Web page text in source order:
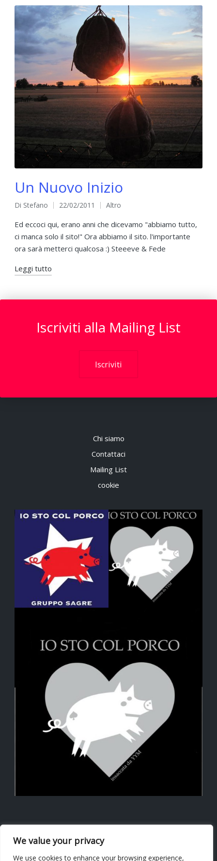
We value your privacy
We use cookies to enhance your browsing experience,
Un Nuovo Inizio
Pubblicato
da
Di Stefano 22/02/2011
Pubblicato
in
Altro
Ed eccoci qui, erano anni che dicevamo "abbiamo tutto,
ci manca solo il sito!" Ora abbiamo il sito. l'importante
ora sarà metterci qualcosa :) Steeeve & Fede
Leggi tutto
Iscriviti alla Mailing List
Iscriviti
Chi siamo
Contattaci
Mailing List
cookie
Tutto ha una fine tranne la salciccia che ne ha due!